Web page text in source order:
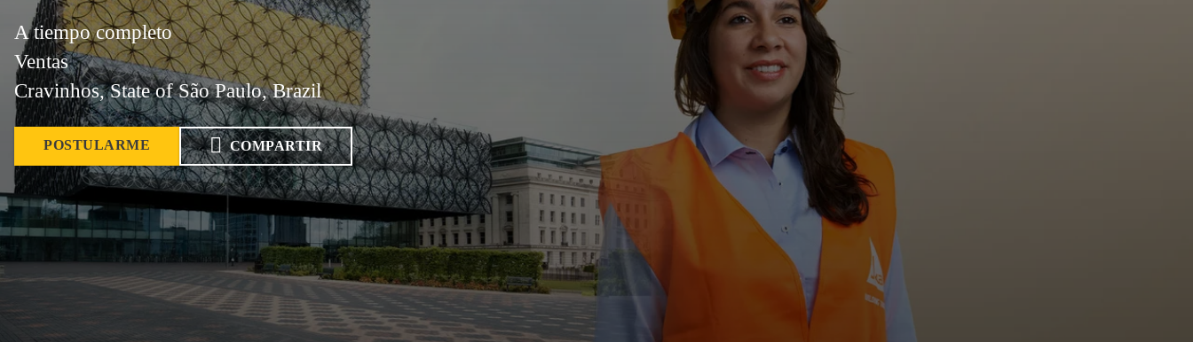
A tiempo completo
Ventas
Cravinhos, State of São Paulo, Brazil
POSTULARME COMPARTIR